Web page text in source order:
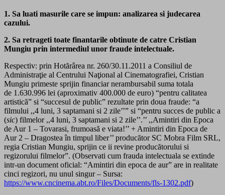
1. Sa luati masurile care se impun: analizarea si judecarea
cazului.
2. Sa retrageti toate finantarile obtinute de catre Cristian
Mungiu prin intermediul unor fraude intelectuale.
Respectiv: prin Hotărârea nr. 260/30.11.2011 a Consiliul de
Administraţie al Centrului Naţional al Cinematografiei, Cristian
Mungiu primeste sprijin financiar nerambursabil suma totala
de 1.630.996 lei (aproximativ 400.000 de euro) “pentru calitatea
artistică” si “succesul de public” rezultate prin doua fraude: “a
filmului ,,4 luni, 3 saptamani si 2 zile’’” si “pentru succes de public a
(sic) filmelor ,,4 luni, 3 saptamani si 2 zile’’.’’ ,,Amintiri din Epoca
de Aur 1 – Tovarasi, frumoasă e viata!’’ + Amintiri din Epoca de
Aur 2 – Dragostea în timpul liber’’ producător SC Mobra Film SRL,
regia Cristian Mungiu, sprijin ce ii revine producătorului si
regizorului filmelor”. (Observati cum frauda intelectuala se extinde
intr-un document oficial: “Amintiri din epoca de aur” are in realitate
cinci regizori, nu unul singur – Sursa:
https://www.cncinema.abt.ro/Files/Documents/fls-1302.pdf)